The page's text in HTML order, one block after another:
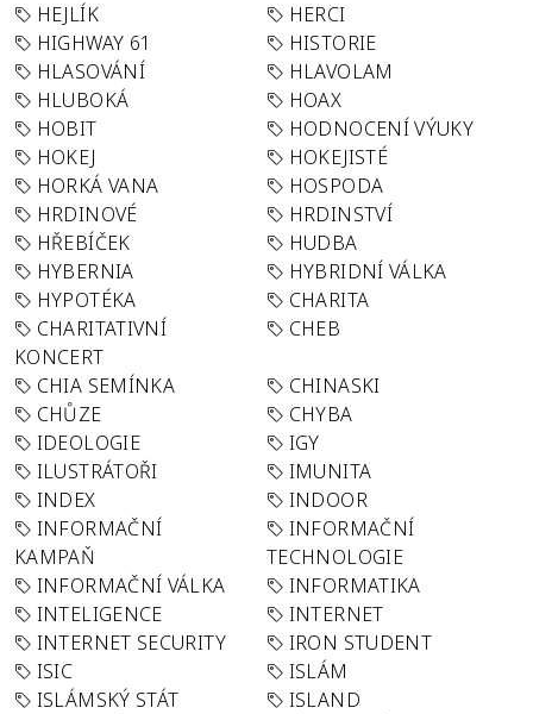
HEJLÍK
HERCI
HIGHWAY 61
HISTORIE
HLASOVÁNÍ
HLAVOLAM
HLUBOKÁ
HOAX
HOBIT
HODNOCENÍ VÝUKY
HOKEJ
HOKEJISTÉ
HORKÁ VANA
HOSPODA
HRDINOVÉ
HRDINSTVÍ
HŘEBÍČEK
HUDBA
HYBERNIA
HYBRIDNÍ VÁLKA
HYPOTÉKA
CHARITA
CHARITATIVNÍ
KONCERT
CHEB
CHIA SEMÍNKA
CHINASKI
CHŮZE
CHYBA
IDEOLOGIE
IGY
ILUSTRÁTOŘI
IMUNITA
INDEX
INDOOR
INFORMAČNÍ
KAMPAŇ
INFORMAČNÍ
TECHNOLOGIE
INFORMAČNÍ VÁLKA
INFORMATIKA
INTELIGENCE
INTERNET
INTERNET SECURITY
IRON STUDENT
ISIC
ISLÁM
ISLÁMSKÝ STÁT
ISLAND